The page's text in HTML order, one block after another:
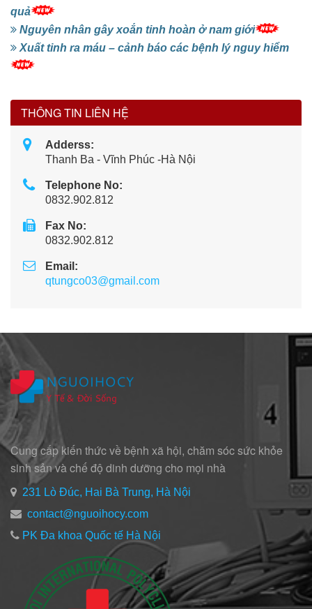
quả
Nguyên nhân gây xoắn tinh hoàn ở nam giới
Xuất tinh ra máu – cảnh báo các bệnh lý nguy hiểm
THÔNG TIN LIÊN HỆ
Adderss:
Thanh Ba - Vĩnh Phúc -Hà Nội
Telephone No:
0832.902.812
Fax No:
0832.902.812
Email:
qtungco03@gmail.com
Cung cấp kiến thức về bệnh xã hội, chăm sóc sức khỏe
sinh sản và chế độ dinh dưỡng cho mọi nhà
231 Lò Đúc, Hai Bà Trung, Hà Nội
contact@nguoihocy.com
PK Đa khoa Quốc tế Hà Nội